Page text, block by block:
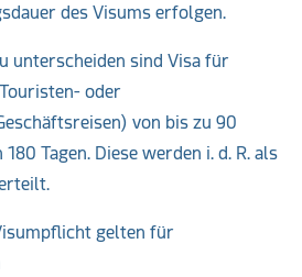
des Visums erfolgen.
unterscheiden sind Visa für
oder
von bis zu 90
Tagen. Diese werden i. d. R. als
gelten für